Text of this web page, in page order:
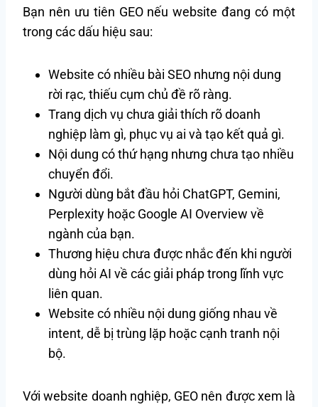
Bạn nên ưu tiên GEO nếu website đang có một
trong các dấu hiệu sau:
Website có nhiều bài SEO nhưng nội dung
rời rạc, thiếu cụm chủ đề rõ ràng.
Trang dịch vụ chưa giải thích rõ doanh
nghiệp làm gì, phục vụ ai và tạo kết quả gì.
Nội dung có thứ hạng nhưng chưa tạo nhiều
chuyển đổi.
Người dùng bắt đầu hỏi ChatGPT, Gemini,
Perplexity hoặc Google AI Overview về
ngành của bạn.
Thương hiệu chưa được nhắc đến khi người
dùng hỏi AI về các giải pháp trong lĩnh vực
liên quan.
Website có nhiều nội dung giống nhau về
intent, dễ bị trùng lặp hoặc cạnh tranh nội
bộ.
Với website doanh nghiệp, GEO nên được xem là